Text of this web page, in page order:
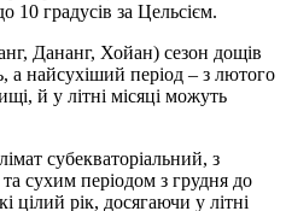
10 градусів за Цельсієм.
Дананг, Хойан) сезон дощів
а найсухіший період – з лютого
й у літні місяці можуть
субекваторіальний, з
сухим періодом з грудня до
цілий рік, досягаючи у літні